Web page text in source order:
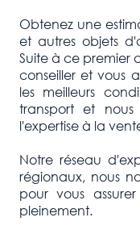
Obtenez une
et autres objets
Suite à ce premier
conseiller et vous
les meilleurs
transport et
l'expertise à la
Notre réseau
régionaux, nous
pour vous
pleinement.